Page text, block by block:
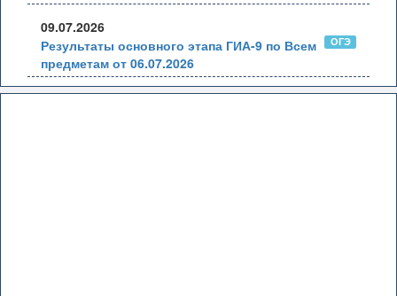
09.07.2026
ОГЭ
Результаты основного этапа ГИА-9 по Всем
предметам от 06.07.2026